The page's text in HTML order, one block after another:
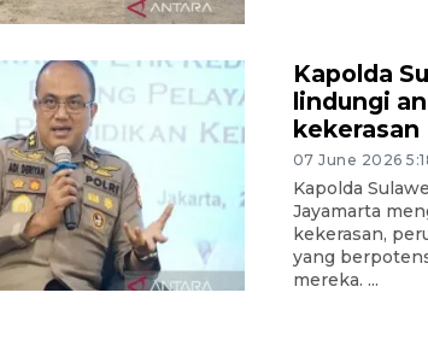
Kapolda
lindungi
kekerasan
07 June 2026
Kapolda
Jayamarta
kekerasan,
yang
mereka. ...